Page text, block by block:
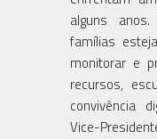
alguns
famílias
monitorar e
recursos,
convivência
Vice-